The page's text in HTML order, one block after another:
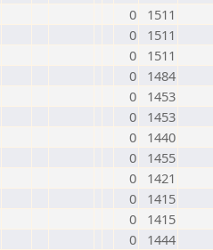
0
1511
0
1511
0
1511
0
1484
0
1453
0
1453
0
1440
0
1455
0
1421
0
1415
0
1415
0
1444